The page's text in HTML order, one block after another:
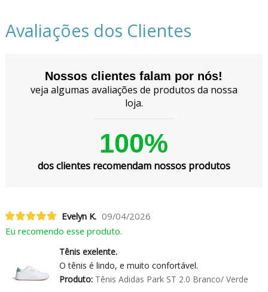
Avaliações dos Clientes
Nossos clientes falam por nós!
veja algumas avaliações de produtos da nossa
loja.
100%
dos clientes recomendam nossos produtos
Evelyn K. 09/04/2026
Eu recomendo esse produto.
Tênis exelente.
O tênis é lindo, e muito confortável.
Produto:Tênis Adidas Park ST 2.0 Branco/ Verde